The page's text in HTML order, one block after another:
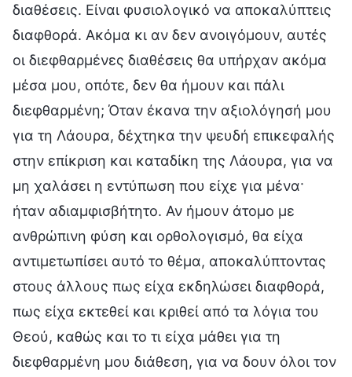
διαθέσεις. Είναι φυσιολογικό να αποκαλύπτεις
διαφθορά. Ακόμα κι αν δεν ανοιγόμουν, αυτές
οι διεφθαρμένες διαθέσεις θα υπήρχαν ακόμα
μέσα μου, οπότε, δεν θα ήμουν και πάλι
διεφθαρμένη; Όταν έκανα την αξιολόγησή μου
για τη Λάουρα, δέχτηκα την ψευδή επικεφαλής
στην επίκριση και καταδίκη της Λάουρα, για να
μη χαλάσει η εντύπωση που είχε για μένα·
ήταν αδιαμφισβήτητο. Αν ήμουν άτομο με
ανθρώπινη φύση και ορθολογισμό, θα είχα
αντιμετωπίσει αυτό το θέμα, αποκαλύπτοντας
στους άλλους πως είχα εκδηλώσει διαφθορά,
πως είχα εκτεθεί και κριθεί από τα λόγια του
Θεού, καθώς και το τι είχα μάθει για τη
διεφθαρμένη μου διάθεση, για να δουν όλοι τον